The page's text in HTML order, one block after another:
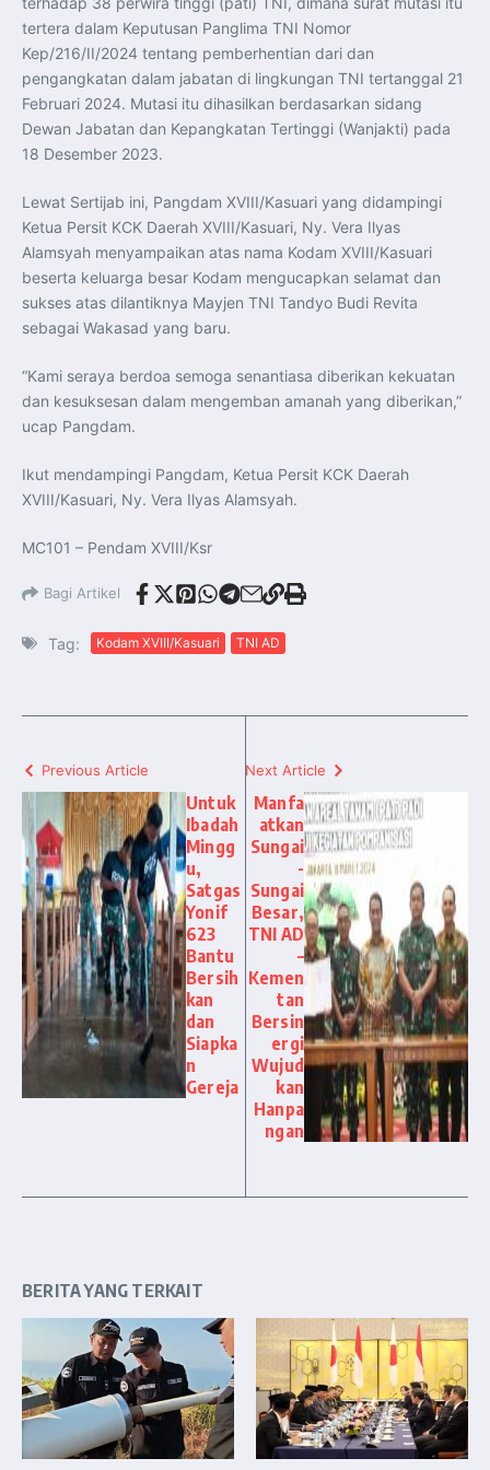
tertera dalam Keputusan Panglima TNI Nomor
Kep/216/II/2024 tentang pemberhentian dari dan
pengangkatan dalam jabatan di lingkungan TNI tertanggal 21
Februari 2024. Mutasi itu dihasilkan berdasarkan sidang
Dewan Jabatan dan Kepangkatan Tertinggi (Wanjakti) pada
18 Desember 2023.
Lewat Sertijab ini, Pangdam XVIII/Kasuari yang didampingi
Ketua Persit KCK Daerah XVIII/Kasuari, Ny. Vera Ilyas
Alamsyah menyampaikan atas nama Kodam XVIII/Kasuari
beserta keluarga besar Kodam mengucapkan selamat dan
sukses atas dilantiknya Mayjen TNI Tandyo Budi Revita
sebagai Wakasad yang baru.
“Kami seraya berdoa semoga senantiasa diberikan kekuatan
dan kesuksesan dalam mengemban amanah yang diberikan,”
ucap Pangdam.
Ikut mendampingi Pangdam, Ketua Persit KCK Daerah
XVIII/Kasuari, Ny. Vera Ilyas Alamsyah.
MC101 – Pendam XVIII/Ksr
Bagi Artikel
Tag: Kodam XVIII/Kasuari TNI AD
Previous Article
Untuk
Ibadah
Mingg
u,
Satgas
Yonif
623
Bantu
Bersih
kan
dan
Siapka
n
Gereja
Next Article
Manfa
atkan
Sungai
-
Sungai
Besar,
TNI AD
–
Kemen
tan
Bersin
ergi
Wujud
kan
Hanpa
ngan
BERITA YANG TERKAIT